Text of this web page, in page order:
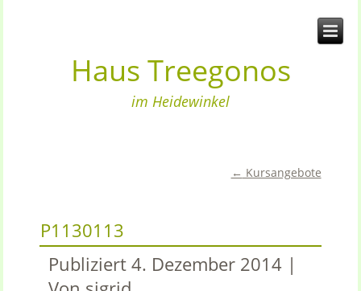
Haus Treegonos
im Heidewinkel
← Kursangebote
P1130113
Publiziert 4. Dezember 2014 |